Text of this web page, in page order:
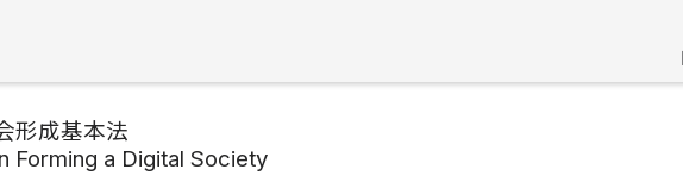
形成基本法
Forming a Digital Society